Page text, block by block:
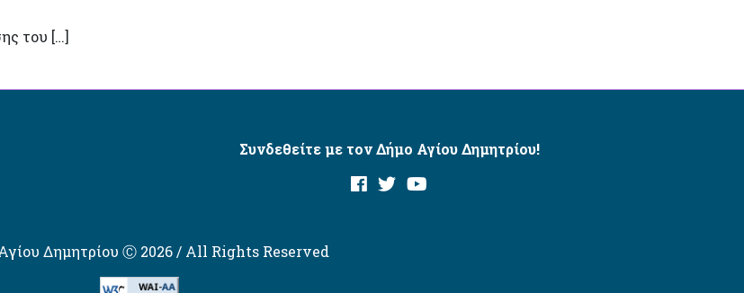
του […]
Συνδεθείτε με τον Δήμο Αγίου Δημητρίου!
Δημητρίου Ⓒ 2026 / All Rights Reserved